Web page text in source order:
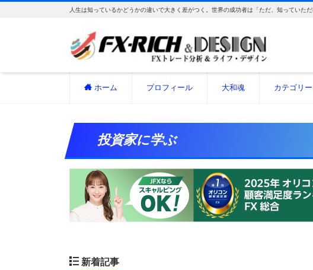
人生は知っているかどうかの違いで大きく差がつく。世界の成功者は「ただ、知っていただ
ホーム プロフィール 大和魂 カテゴリー
投資家に学ぶ
新着記事